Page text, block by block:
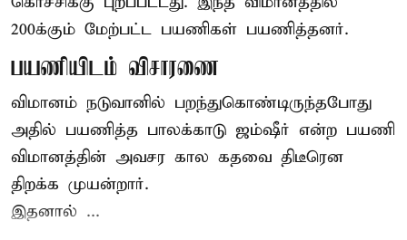
200க்கும் மேற்பட்ட பயணிகள் பயணித்தனர்.
பயணியிடம் விசாரணை
விமானம் நடுவானில் பறந்துகொண்டிருந்தபோது
அதில் பயணித்த பாலக்காடு ஜம்ஷீர் என்ற பயணி
விமானத்தின் அவசர கால கதவை திடீரென
திறக்க முயன்றார்.
இதனால் ...